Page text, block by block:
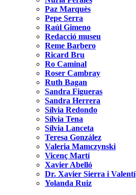
Paz Marquès
Pepe Serra
Raúl Gimeno
Redacció museu
Reme Barbero
Ricard Bru
Ro Caminal
Roser Cambray
Ruth Bagan
Sandra Figueras
Sandra Herrera
Sílvia Redondo
Sílvia Tena
Sílvia Lanceta
Teresa González
Valeria Mamczynski
Vicenç Martí
Xavier Abelló
Dr. Xavier Sierra i Valentí
Yolanda Ruiz